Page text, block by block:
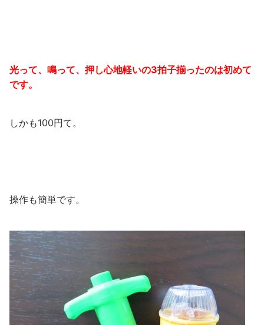
光って、鳴って、押し心地軽いの3拍子揃ったのは初めて
です。
しかも100円て。
操作も簡単です。